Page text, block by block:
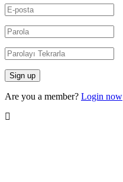
Are you a member? Login now